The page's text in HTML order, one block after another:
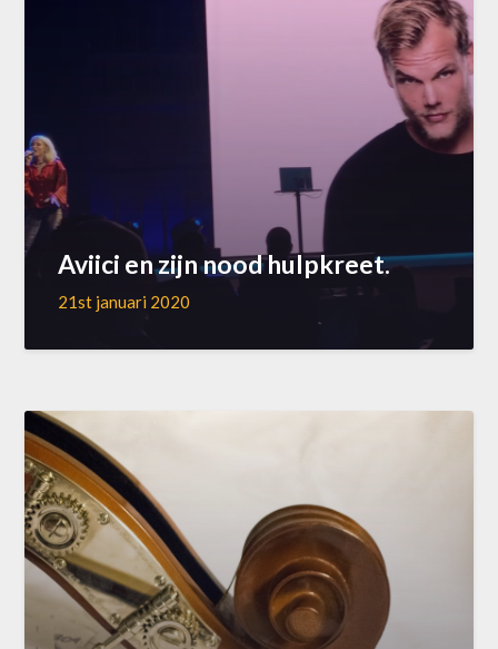
Aviici en zijn nood hulpkreet.
21st januari 2020